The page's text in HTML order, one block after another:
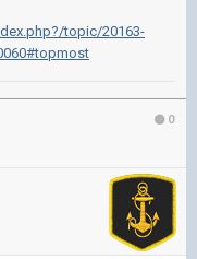
topic/20163-
0